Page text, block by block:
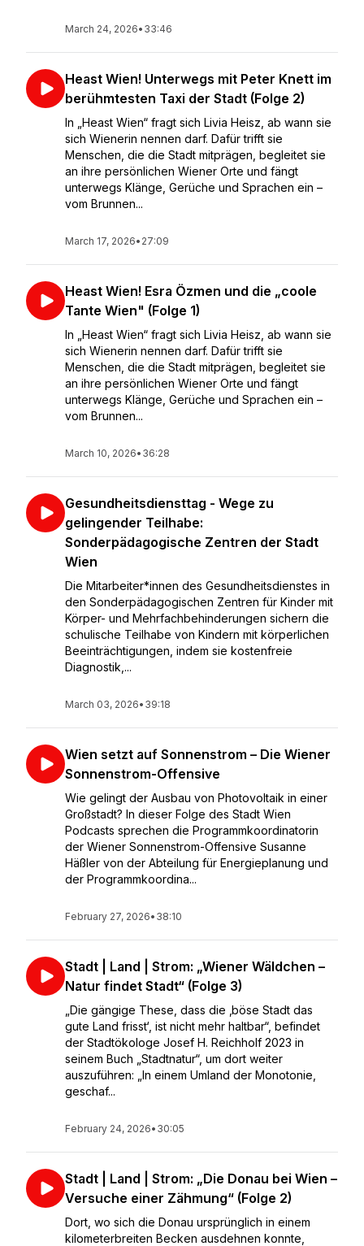
March 24, 2026• 33:46
Heast Wien! Unterwegs mit Peter Knett im
berühmtesten Taxi der Stadt (Folge 2)
In „Heast Wien“ fragt sich Livia Heisz, ab wann sie
sich Wienerin nennen darf. Dafür trifft sie
Menschen, die die Stadt mitprägen, begleitet sie
an ihre persönlichen Wiener Orte und fängt
unterwegs Klänge, Gerüche und Sprachen ein –
vom Brunnen...
March 17, 2026• 27:09
Heast Wien! Esra Özmen und die „coole
Tante Wien" (Folge 1)
In „Heast Wien“ fragt sich Livia Heisz, ab wann sie
sich Wienerin nennen darf. Dafür trifft sie
Menschen, die die Stadt mitprägen, begleitet sie
an ihre persönlichen Wiener Orte und fängt
unterwegs Klänge, Gerüche und Sprachen ein –
vom Brunnen...
March 10, 2026• 36:28
Gesundheitsdiensttag - Wege zu
gelingender Teilhabe:
Sonderpädagogische Zentren der Stadt
Wien
Die Mitarbeiter*innen des Gesundheitsdienstes in
den Sonderpädagogischen Zentren für Kinder mit
Körper- und Mehrfachbehinderungen sichern die
schulische Teilhabe von Kindern mit körperlichen
Beeinträchtigungen, indem sie kostenfreie
Diagnostik,...
March 03, 2026• 39:18
Wien setzt auf Sonnenstrom – Die Wiener
Sonnenstrom-Offensive
Wie gelingt der Ausbau von Photovoltaik in einer
Großstadt? In dieser Folge des Stadt Wien
Podcasts sprechen die Programmkoordinatorin
der Wiener Sonnenstrom-Offensive Susanne
Häßler von der Abteilung für Energieplanung und
der Programmkoordina...
February 27, 2026• 38:10
Stadt | Land | Strom: „Wiener Wäldchen –
Natur findet Stadt“ (Folge 3)
„Die gängige These, dass die ‚böse Stadt das
gute Land frisst‘, ist nicht mehr haltbar“, befindet
der Stadtökologe Josef H. Reichholf 2023 in
seinem Buch „Stadtnatur“, um dort weiter
auszuführen: „In einem Umland der Monotonie,
geschaf...
February 24, 2026• 30:05
Stadt | Land | Strom: „Die Donau bei Wien –
Versuche einer Zähmung“ (Folge 2)
Dort, wo sich die Donau ursprünglich in einem
kilometerbreiten Becken ausdehnen konnte,